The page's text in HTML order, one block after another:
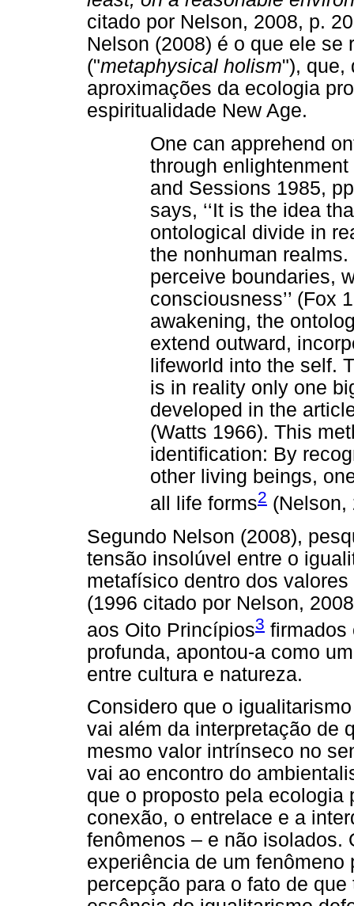
citado por Nelson, 2008, p.
Nelson (2008) é o que ele
("metaphysical holism"), que,
aproximações da ecologia
espiritualidade New Age.
One can apprehend
through enlightenment
and Sessions 1985,
says, ‘‘It is the idea
ontological divide in
the nonhuman
perceive boundaries,
consciousness’’ (Fox
awakening, the
extend outward,
lifeworld into the self.
is in reality only one
developed in the article
(Watts 1966). This
identification: By
other living beings,
all life forms2 (Nelson,
Segundo Nelson (2008),
tensão insolúvel entre o
metafísico dentro dos
(1996 citado por Nelson,
aos Oito Princípios3 firmados
profunda, apontou-a como
entre cultura e natureza.
Considero que o
vai além da interpretação de
mesmo valor intrínseco no
vai ao encontro do
que o proposto pela ecologia
conexão, o entrelace e a
fenômenos – e não isolados.
experiência de um
percepção para o fato de